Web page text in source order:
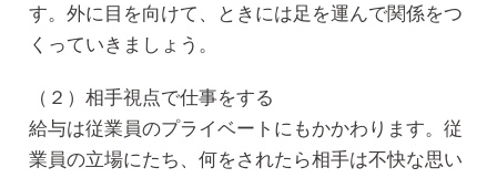
す。外に目を向けて、ときには足を運んで関係をつ
くっていきましょう。
（２）相手視点で仕事をする
給与は従業員のプライベートにもかかわります。従
業員の立場にたち、何をされたら相手は不快な思い